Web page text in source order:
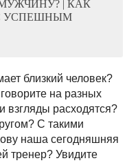
| КАК
УСПЕШНЫМ
близкий человек?
на разных
взгляды расходятся?
С такими
наша сегодняшняя
тренер? Увидите